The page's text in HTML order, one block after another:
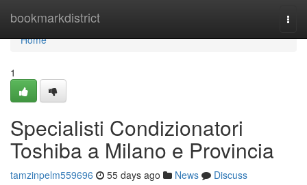
bookmarkdistrict
Home
Home
1
Specialisti Condizionatori
Toshiba a Milano e Provincia
tamzinpelm559696 55 days ago News
Discuss